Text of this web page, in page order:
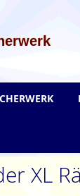
XL